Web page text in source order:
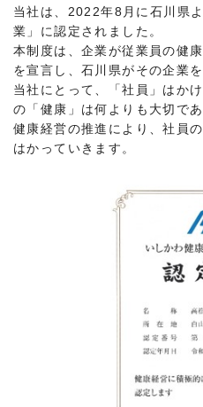
当社は、2022年8月に石川県
業」に認定されました。
本制度は、企業が従業員の健
を宣言し、石川県がその企業
当社にとって、「社員」はか
の「健康」は何よりも大切で
健康経営の推進により、社員
はかっていきます。